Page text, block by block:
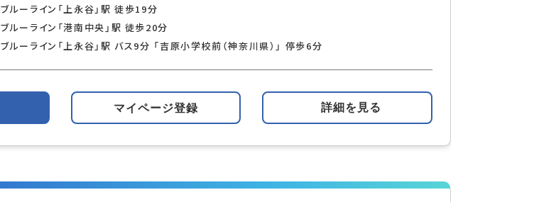
ブルーライン「上永谷」駅 徒歩19分
ブルーライン「港南中央」駅 徒歩20分
ブルーライン「上永谷」駅 バス9分 「吉原小学校前（神奈川県）」 停歩6分
マイページ登録 詳細を見る